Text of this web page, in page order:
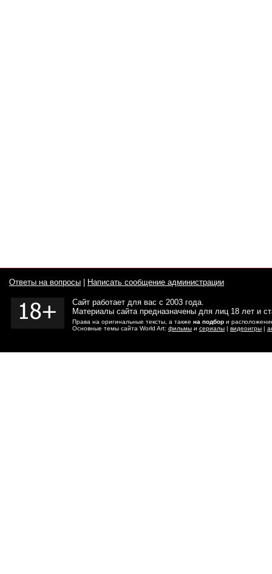
Ответы на вопросы Написать сообщение администрации
Сайт работает для вас с 2003 года.
Материалы сайта предназначены для лиц 18 лет и
Права на оригинальные тексты, а также на подбор и
Основные темы сайта World Art: фильмы и сериалы | видеоигры |